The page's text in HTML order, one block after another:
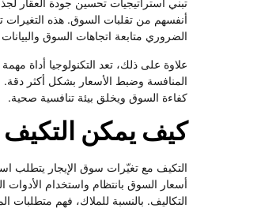
تبني استراتيجيات تحسين جودة العقار
أنفسهم من تقلبات السوق. هذه التغيرات
الضروري متابعة اتجاهات السوق
علاوة على ذلك، تعد التكنولوجيا أداة
المنافسة وضبط الأسعار بشكل أكثر دقة.
كفاءة السوق ويخلق بيئة تنافسية صحية.
كيف يمكن التكيف
التكيف مع تغيّرات سوق الإيجار يتطلب
أسعار السوق بانتظام واستخدام الأدوات
التكاليف. بالنسبة للملاك، فهم